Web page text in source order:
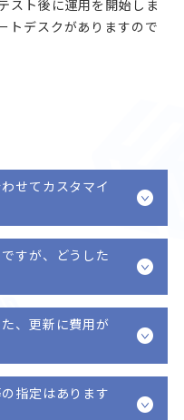
スト後に運用を開始しま
トデスクがありますので
せてカスタマイ
すが、どうした
、更新に費用が
指定はあります